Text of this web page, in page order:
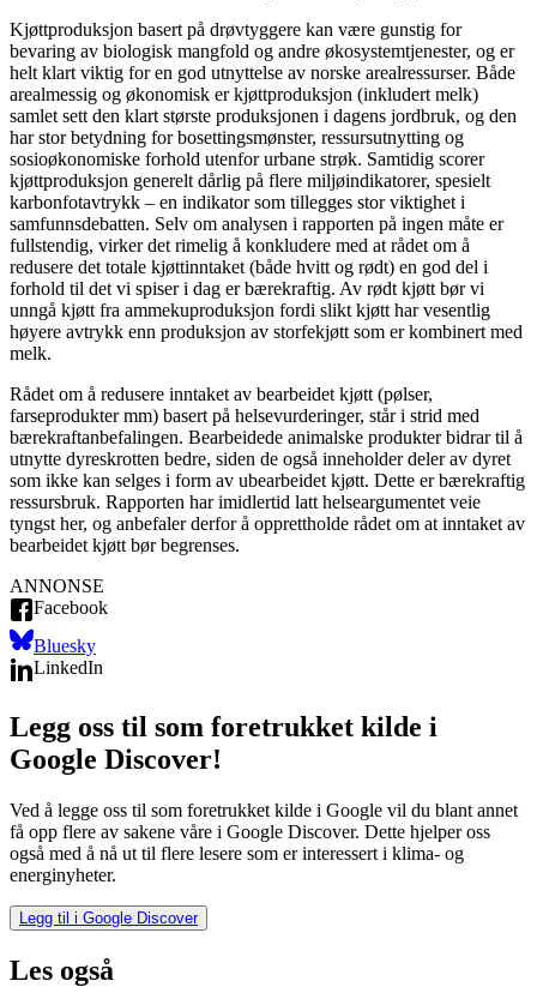
Kjøttproduksjon basert på drøvtyggere kan være gunstig for
bevaring av biologisk mangfold og andre økosystemtjenester, og er
helt klart viktig for en god utnyttelse av norske arealressurser. Både
arealmessig og økonomisk er kjøttproduksjon (inkludert melk)
samlet sett den klart største produksjonen i dagens jordbruk, og den
har stor betydning for bosettingsmønster, ressursutnytting og
sosioøkonomiske forhold utenfor urbane strøk. Samtidig scorer
kjøttproduksjon generelt dårlig på flere miljøindikatorer, spesielt
karbonfotavtrykk – en indikator som tillegges stor viktighet i
samfunnsdebatten. Selv om analysen i rapporten på ingen måte er
fullstendig, virker det rimelig å konkludere med at rådet om å
redusere det totale kjøttinntaket (både hvitt og rødt) en god del i
forhold til det vi spiser i dag er bærekraftig. Av rødt kjøtt bør vi
unngå kjøtt fra ammekuproduksjon fordi slikt kjøtt har vesentlig
høyere avtrykk enn produksjon av storfekjøtt som er kombinert med
melk.
Rådet om å redusere inntaket av bearbeidet kjøtt (pølser,
farseprodukter mm) basert på helsevurderinger, står i strid med
bærekraftanbefalingen. Bearbeidede animalske produkter bidrar til å
utnytte dyreskrotten bedre, siden de også inneholder deler av dyret
som ikke kan selges i form av ubearbeidet kjøtt. Dette er bærekraftig
ressursbruk. Rapporten har imidlertid latt helseargumentet veie
tyngst her, og anbefaler derfor å opprettholde rådet om at inntaket av
bearbeidet kjøtt bør begrenses.
ANNONSE
Facebook
Bluesky
LinkedIn
Legg oss til som foretrukket kilde i
Google Discover!
Ved å legge oss til som foretrukket kilde i Google vil du blant annet
få opp flere av sakene våre i Google Discover. Dette hjelper oss
også med å nå ut til flere lesere som er interessert i klima- og
energinyheter.
Legg til i Google Discover
Les også